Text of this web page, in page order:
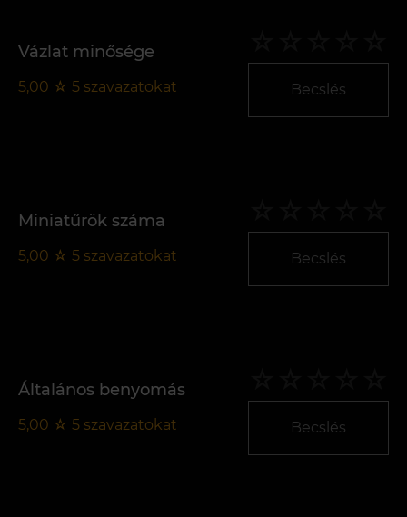
Vázlat minősége
5,00 ☆ 5 szavazatokat Becslés
Miniatűrök száma
5,00 ☆ 5 szavazatokat Becslés
Általános benyomás
5,00 ☆ 5 szavazatokat Becslés